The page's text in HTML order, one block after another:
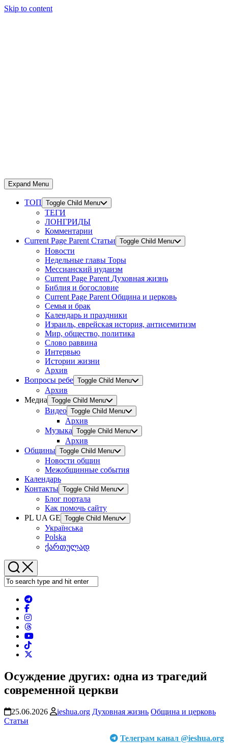
Skip to content
Expand Menu
ТОП Toggle Child Menu
ТЕГИ
ЛОНГРИДЫ
Комментарии
Current Page Parent Статьи Toggle Child Menu
Новости
Недельные главы Торы
Мессианский иудаизм
Current Page Parent Духовная жизнь
Библия и богословие
Current Page Parent Община и церковь
Семья и брак
Календарь и праздники
Израиль, еврейская история, антисемитизм
Мир, общество, политика
Слово раввина
Интервью
Истории жизни
Архив
Вопросы ребе Toggle Child Menu
Архив
Медиа Toggle Child Menu
Видео Toggle Child Menu
Архив
Музыка Toggle Child Menu
Архив
Общины Toggle Child Menu
Новости общин
Межобщинные события
Календарь
Контакты Toggle Child Menu
Блог портала
Как помочь сайту
PL UA GE Toggle Child Menu
Українська
Polska
ქართულად
Осуждение других: одна из трагедий
современной церкви
25.06.2026 ieshua.org Духовная жизнь Община и церковь
Статьи
Телеграм канал @ieshua.org